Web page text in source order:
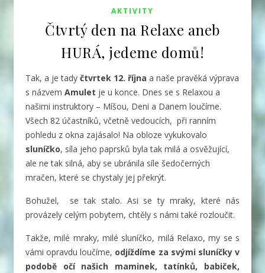
AKTIVITY
Čtvrtý den na Relaxe aneb
HURÁ, jedeme domů!
Tak, a je tady čtvrtek 12. října a naše pravěká výprava
s názvem Amulet je u konce. Dnes se s Relaxou a
našimi instruktory – Míšou, Deni a Danem loučíme.
Všech 82 účastníků, včetně vedoucích, při ranním
pohledu z okna zajásalo! Na obloze vykukovalo
sluníčko, síla jeho paprsků byla tak milá a osvěžující,
ale ne tak silná, aby se ubránila síle šedočerných
mračen, které se chystaly jej překrýt.
Bohužel, se tak stalo. Asi se ty mraky, které nás
provázely celým pobytem, chtěly s námi také rozloučit.
Takže, milé mraky, milé sluníčko, milá Relaxo, my se s
vámi opravdu loučíme, odjíždíme za svými sluníčky v
podobě očí našich maminek, tatínků, babiček,